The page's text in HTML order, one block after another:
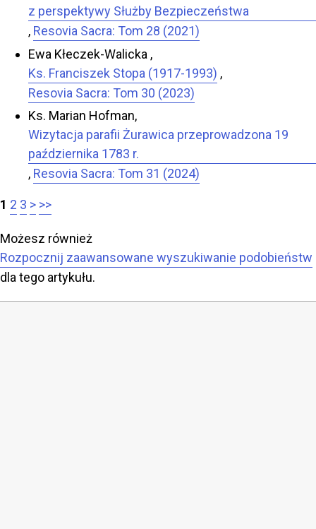
z perspektywy Służby Bezpieczeństwa
, Resovia Sacra: Tom 28 (2021)
Ewa Kłeczek-Walicka ,
Ks. Franciszek Stopa (1917-1993) ,
Resovia Sacra: Tom 30 (2023)
Ks. Marian Hofman,
Wizytacja parafii Żurawica przeprowadzona 19
października 1783 r.
, Resovia Sacra: Tom 31 (2024)
1 2 3 > >>
Możesz również
Rozpocznij zaawansowane wyszukiwanie podobieństw
dla tego artykułu.